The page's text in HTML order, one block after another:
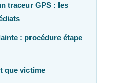
traceur GPS : les
: procédure étape
que victime